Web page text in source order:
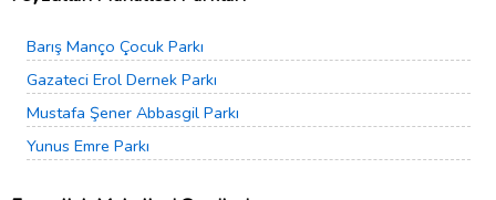
Barış Manço Çocuk Parkı
Gazateci Erol Dernek Parkı
Mustafa Şener Abbasgil Parkı
Yunus Emre Parkı